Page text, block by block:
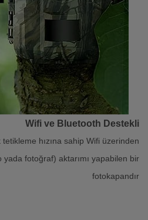
Wifi ve Bluetooth Destekli
hızına sahip Wifi üzerinden
yada fotoğraf) aktarımı yapabilen bir
fotokapandır